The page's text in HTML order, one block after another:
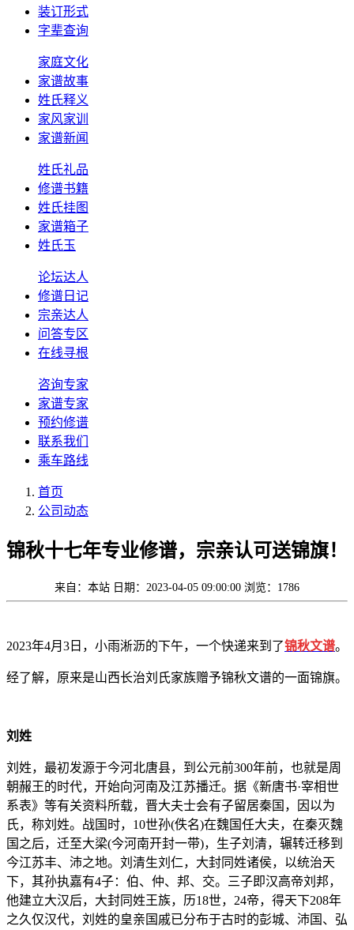
装订形式
字辈查询
家庭文化
家谱故事
姓氏释义
家风家训
家谱新闻
姓氏礼品
修谱书籍
姓氏挂图
家谱箱子
姓氏玉
论坛达人
修谱日记
宗亲达人
问答专区
在线寻根
咨询专家
家谱专家
预约修谱
联系我们
乘车路线
首页
公司动态
锦秋十七年专业修谱，宗亲认可送锦旗！
来自：本站 日期：2023-04-05 09:00:00 浏览：1786
2023年4月3日，小雨淅沥的下午，一个快递来到了锦秋文谱。
经了解，原来是山西长治刘氏家族赠予锦秋文谱的一面锦旗。
刘姓
刘姓，最初发源于今河北唐县，到公元前300年前，也就是周
朝赧王的时代，开始向河南及江苏播迁。据《新唐书·宰相世
系表》等有关资料所载，晋大夫士会有子留居秦国，因以为
氏，称刘姓。战国时，10世孙(佚名)在魏国任大夫，在秦灭魏
国之后，迁至大梁(今河南开封一带)，生子刘清，辗转迁移到
今江苏丰、沛之地。刘清生刘仁，大封同姓诸侯，以统治天
下，其孙执嘉有4子：伯、仲、邦、交。三子即汉高帝刘邦，
他建立大汉后，大封同姓王族，历18世，24帝，得天下208年
之久仅汉代，刘姓的皇亲国戚已分布于古时的彭城、沛国、弘